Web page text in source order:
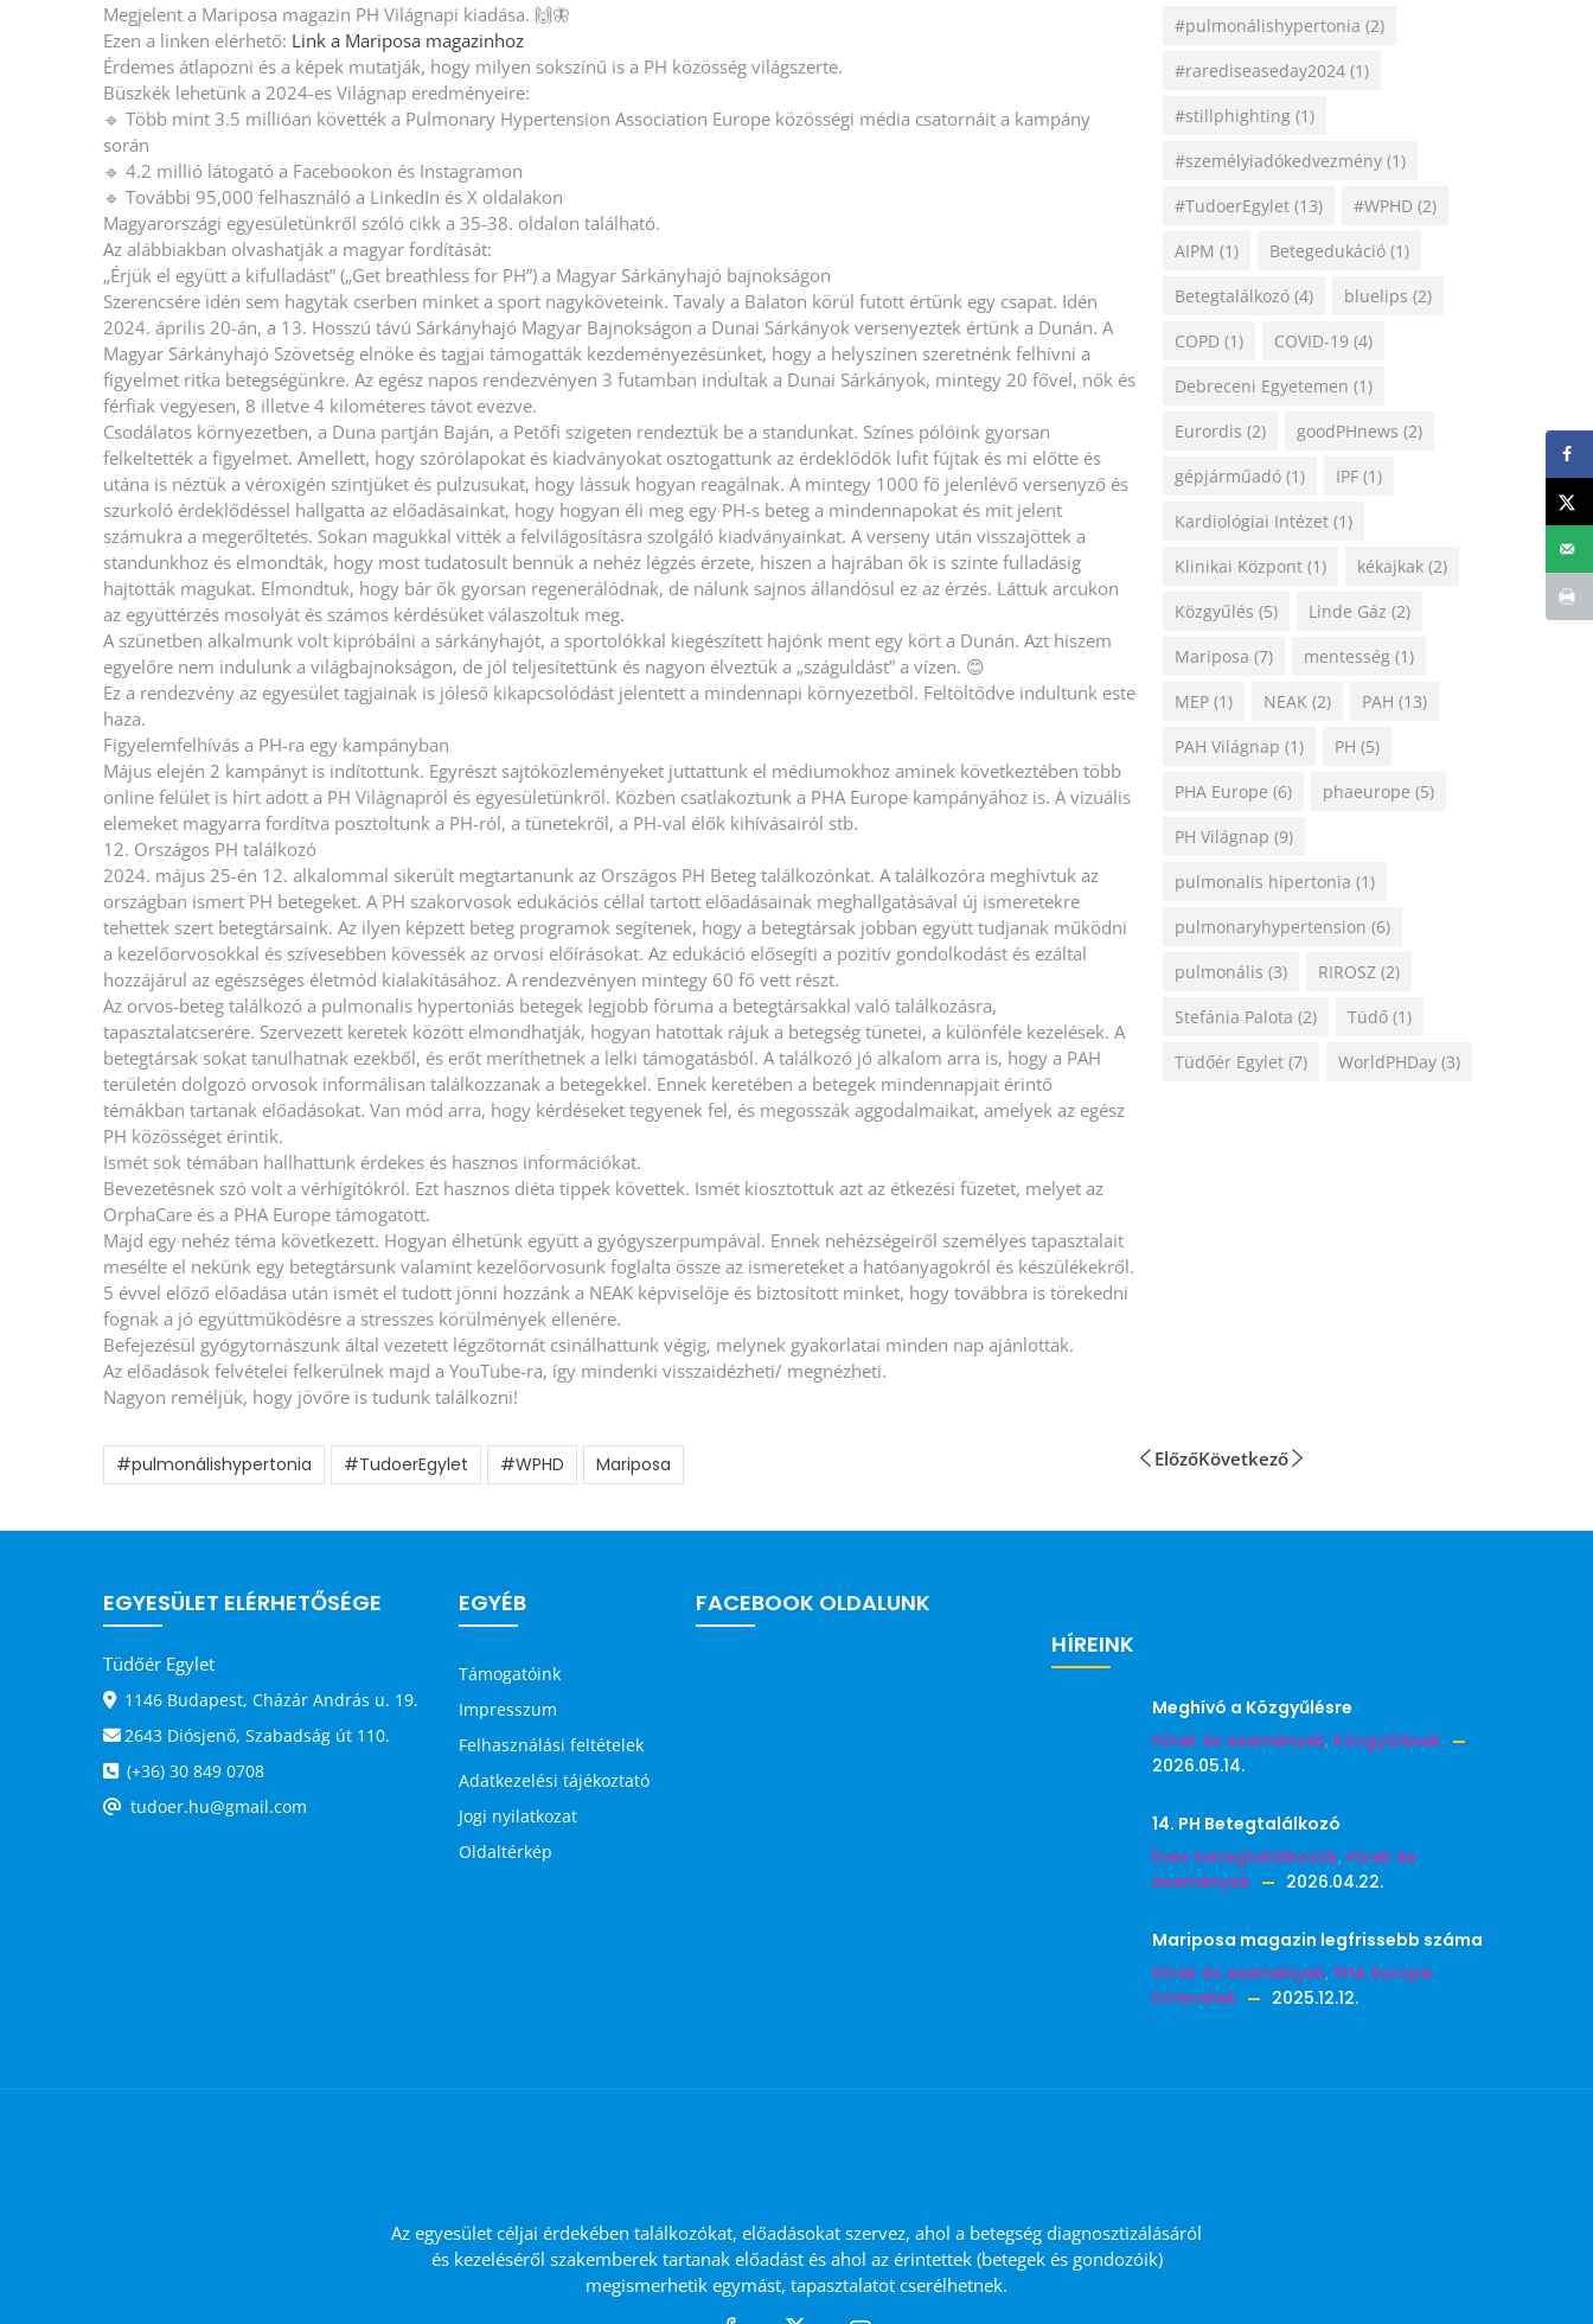
Megjelent a Mariposa magazin PH Világnapi kiadása. 🙌🦋
Ezen a linken elérhető: Link a Mariposa magazinhoz
Érdemes átlapozni és a képek mutatják, hogy milyen sokszínű is a PH közösség világszerte.
Büszkék lehetünk a 2024-es Világnap eredményeire:
🔹 Több mint 3.5 millióan követték a Pulmonary Hypertension Association Europe közösségi média csatornáit a kampány
során
🔹 4.2 millió látogató a Facebookon és Instagramon
🔹 További 95,000 felhasználó a LinkedIn és X oldalakon
Magyarországi egyesületünkről szóló cikk a 35-38. oldalon található.
Az alábbiakban olvashatják a magyar fordítását:
„Érjük el együtt a kifulladást” („Get breathless for PH”) a Magyar Sárkányhajó bajnokságon
Szerencsére idén sem hagytak cserben minket a sport nagyköveteink. Tavaly a Balaton körül futott értünk egy csapat. Idén
2024. április 20-án, a 13. Hosszú távú Sárkányhajó Magyar Bajnokságon a Dunai Sárkányok versenyeztek értünk a Dunán. A
Magyar Sárkányhajó Szövetség elnöke és tagjai támogatták kezdeményezésünket, hogy a helyszínen szeretnénk felhívni a
figyelmet ritka betegségünkre. Az egész napos rendezvényen 3 futamban indultak a Dunai Sárkányok, mintegy 20 fővel, nők és
férfiak vegyesen, 8 illetve 4 kilométeres távot evezve.
Csodálatos környezetben, a Duna partján Baján, a Petőfi szigeten rendeztük be a standunkat. Színes pólóink gyorsan
felkeltették a figyelmet. Amellett, hogy szórólapokat és kiadványokat osztogattunk az érdeklődők lufit fújtak és mi előtte és
utána is néztük a véroxigén szintjüket és pulzusukat, hogy lássuk hogyan reagálnak. A mintegy 1000 fő jelenlévő versenyző és
szurkoló érdeklődéssel hallgatta az előadásainkat, hogy hogyan éli meg egy PH-s beteg a mindennapokat és mit jelent
számukra a megerőltetés. Sokan magukkal vitték a felvilágosításra szolgáló kiadványainkat. A verseny után visszajöttek a
standunkhoz és elmondták, hogy most tudatosult bennük a nehéz légzés érzete, hiszen a hajrában ők is szinte fulladásig
hajtották magukat. Elmondtuk, hogy bár ők gyorsan regenerálódnak, de nálunk sajnos állandósul ez az érzés. Láttuk arcukon
az együttérzés mosolyát és számos kérdésüket válaszoltuk meg.
A szünetben alkalmunk volt kipróbálni a sárkányhajót, a sportolókkal kiegészített hajónk ment egy kört a Dunán. Azt hiszem
egyelőre nem indulunk a világbajnokságon, de jól teljesítettünk és nagyon élveztük a „száguldást” a vízen. 😊
Ez a rendezvény az egyesület tagjainak is jóleső kikapcsolódást jelentett a mindennapi környezetből. Feltöltődve indultunk este
haza.
Figyelemfelhívás a PH-ra egy kampányban
Május elején 2 kampányt is indítottunk. Egyrészt sajtóközleményeket juttattunk el médiumokhoz aminek következtében több
online felület is hírt adott a PH Világnapról és egyesületünkről. Közben csatlakoztunk a PHA Europe kampányához is. A vizuális
elemeket magyarra fordítva posztoltunk a PH-ról, a tünetekről, a PH-val élők kihívásairól stb.
12. Országos PH találkozó
2024. május 25-én 12. alkalommal sikerült megtartanunk az Országos PH Beteg találkozónkat. A találkozóra meghívtuk az
országban ismert PH betegeket. A PH szakorvosok edukációs céllal tartott előadásainak meghallgatásával új ismeretekre
tehettek szert betegtársaink. Az ilyen képzett beteg programok segítenek, hogy a betegtársak jobban együtt tudjanak működni
a kezelőorvosokkal és szívesebben kövessék az orvosi előírásokat. Az edukáció elősegíti a pozitív gondolkodást és ezáltal
hozzájárul az egészséges életmód kialakításához. A rendezvényen mintegy 60 fő vett részt.
Az orvos-beteg találkozó a pulmonalis hypertoniás betegek legjobb fóruma a betegtársakkal való találkozásra,
tapasztalatcserére. Szervezett keretek között elmondhatják, hogyan hatottak rájuk a betegség tünetei, a különféle kezelések. A
betegtársak sokat tanulhatnak ezekből, és erőt meríthetnek a lelki támogatásból. A találkozó jó alkalom arra is, hogy a PAH
területén dolgozó orvosok informálisan találkozzanak a betegekkel. Ennek keretében a betegek mindennapjait érintő
témákban tartanak előadásokat. Van mód arra, hogy kérdéseket tegyenek fel, és megosszák aggodalmaikat, amelyek az egész
PH közösséget érintik.
Ismét sok témában hallhattunk érdekes és hasznos információkat.
Bevezetésnek szó volt a vérhígítókról. Ezt hasznos diéta tippek követtek. Ismét kiosztottuk azt az étkezési füzetet, melyet az
OrphaCare és a PHA Europe támogatott.
Majd egy nehéz téma következett. Hogyan élhetünk együtt a gyógyszerpumpával. Ennek nehézségeiről személyes tapasztalait
mesélte el nekünk egy betegtársunk valamint kezelőorvosunk foglalta össze az ismereteket a hatóanyagokról és készülékekről.
5 évvel előző előadása után ismét el tudott jönni hozzánk a NEAK képviselője és biztosított minket, hogy továbbra is törekedni
fognak a jó együttműködésre a stresszes körülmények ellenére.
Befejezésül gyógytornászunk által vezetett légzőtornát csinálhattunk végig, melynek gyakorlatai minden nap ajánlottak.
Az előadások felvételei felkerülnek majd a YouTube-ra, így mindenki visszaidézheti/ megnézheti.
Nagyon reméljük, hogy jövőre is tudunk találkozni!
#pulmonálishypertonia #TudoerEgylet #WPHD Mariposa ElőzőKövetkező
#pulmonálishypertonia (2)
#rarediseaseday2024 (1)
#stillphighting (1)
#személyiadókedvezmény (1)
#TudoerEgylet (13) #WPHD (2)
AIPM (1) Betegedukáció (1)
Betegtalálkozó (4) bluelips (2)
COPD (1) COVID-19 (4)
Debreceni Egyetemen (1)
Eurordis (2) goodPHnews (2)
gépjárműadó (1) IPF (1)
Kardiológiai Intézet (1)
Klinikai Központ (1) kékajkak (2)
Közgyűlés (5) Linde Gáz (2)
Mariposa (7) mentesség (1)
MEP (1) NEAK (2) PAH (13)
PAH Világnap (1) PH (5)
PHA Europe (6) phaeurope (5)
PH Világnap (9)
pulmonalis hipertonia (1)
pulmonaryhypertension (6)
pulmonális (3) RIROSZ (2)
Stefánia Palota (2) Tüdő (1)
Tüdőér Egylet (7) WorldPHDay (3)
EGYESÜLET ELÉRHETŐSÉGE
Tüdőér Egylet
1146 Budapest, Cházár András u. 19.
2643 Diósjenő, Szabadság út 110.
(+36) 30 849 0708
tudoer.hu@gmail.com
EGYÉB
Támogatóink
Impresszum
Felhasználási feltételek
Adatkezelési tájékoztató
Jogi nyilatkozat
Oldaltérkép
FACEBOOK OLDALUNK
HÍREINK
Meghívó a Közgyűlésre
Hírek és események, Közgyűlések
2026.05.14.
14. PH Betegtalálkozó
Éves betegtalálkozók, Hírek és
események
2026.04.22.
Mariposa magazin legfrissebb száma
Hírek és események, PHA Europe
hírlevelek
2025.12.12.
Az egyesület céljai érdekében találkozókat, előadásokat szervez, ahol a betegség diagnosztizálásáról
és kezeléséről szakemberek tartanak előadást és ahol az érintettek (betegek és gondozóik)
megismerhetik egymást, tapasztalatot cserélhetnek.